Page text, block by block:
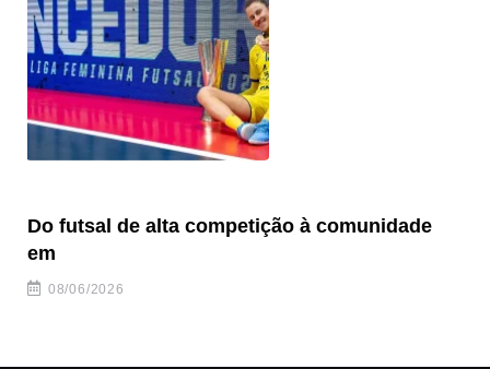
Do futsal de alta competição à comunidade
em
08/06/2026